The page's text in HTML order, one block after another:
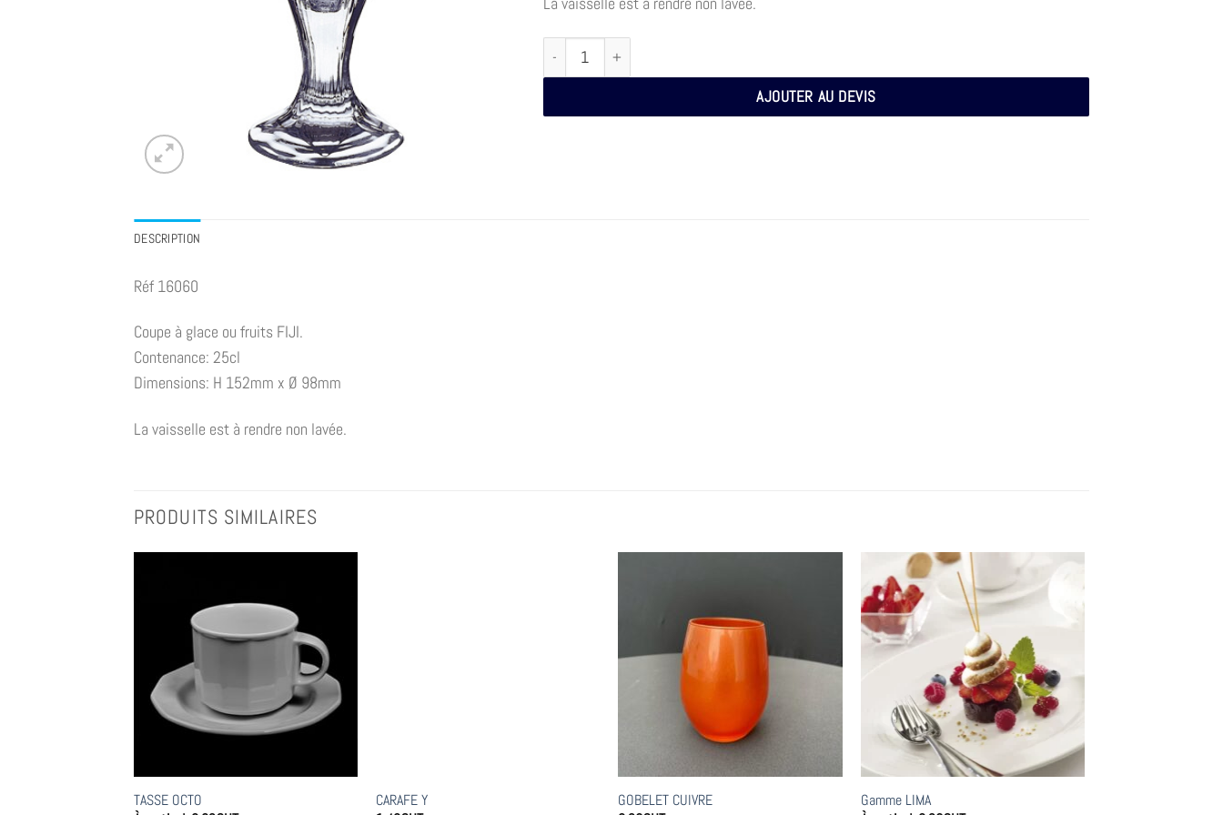
quantité de COUPE FIDJI
AJOUTER AU DEVIS
DESCRIPTION
Réf 16060
Coupe à glace ou fruits FIJI.
Contenance: 25cl
Dimensions: H 152mm x Ø 98mm
La vaisselle est à rendre non lavée.
PRODUITS SIMILAIRES
TASSE OCTO
CARAFE Y
GOBELET CUIVRE
Gamme LIMA